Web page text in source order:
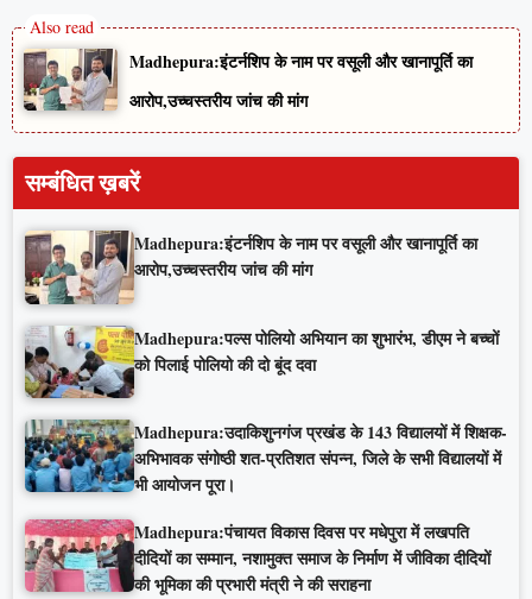
Madhepura:इंटर्नशिप के नाम पर वसूली और खानापूर्ति का
आरोप,उच्चस्तरीय जांच की मांग
सम्बंधित ख़बरें
Madhepura:इंटर्नशिप के नाम पर वसूली और खानापूर्ति का
आरोप,उच्चस्तरीय जांच की मांग
Madhepura:पल्स पोलियो अभियान का शुभारंभ, डीएम ने बच्चों
को पिलाई पोलियो की दो बूंद दवा
Madhepura:उदाकिशुनगंज प्रखंड के 143 विद्यालयों में शिक्षक-
अभिभावक संगोष्ठी शत-प्रतिशत संपन्न, जिले के सभी विद्यालयों में
भी आयोजन पूरा।
Madhepura:पंचायत विकास दिवस पर मधेपुरा में लखपति
दीदियों का सम्मान, नशामुक्त समाज के निर्माण में जीविका दीदियों
की भूमिका की प्रभारी मंत्री ने की सराहना